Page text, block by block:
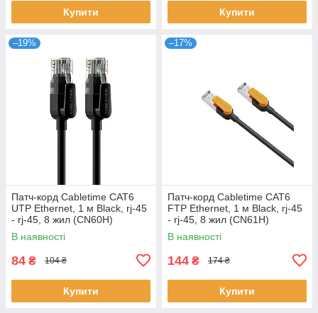
Купити Купити
–19%
Патч-корд Cabletime CAT6
UTP Ethernet, 1 м Black, rj-45
- rj-45, 8 жил (CN60H)
В наявності
84 ₴ 104 ₴
Купити
–17%
Патч-корд Cabletime CAT6
FTP Ethernet, 1 м Black, rj-45
- rj-45, 8 жил (CN61H)
В наявності
144 ₴ 174 ₴
Купити